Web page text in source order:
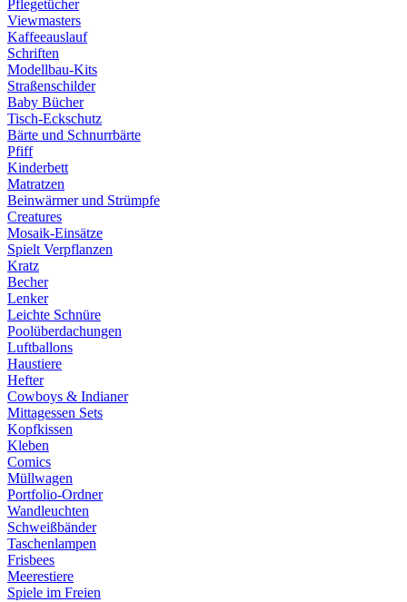
Pflegetücher
Viewmasters
Kaffeeauslauf
Schriften
Modellbau-Kits
Straßenschilder
Baby Bücher
Tisch-Eckschutz
Bärte und Schnurrbärte
Pfiff
Kinderbett
Matratzen
Beinwärmer und Strümpfe
Creatures
Mosaik-Einsätze
Spielt Verpflanzen
Kratz
Becher
Lenker
Leichte Schnüre
Poolüberdachungen
Luftballons
Haustiere
Hefter
Cowboys & Indianer
Mittagessen Sets
Kopfkissen
Kleben
Comics
Müllwagen
Portfolio-Ordner
Wandleuchten
Schweißbänder
Taschenlampen
Frisbees
Meerestiere
Spiele im Freien